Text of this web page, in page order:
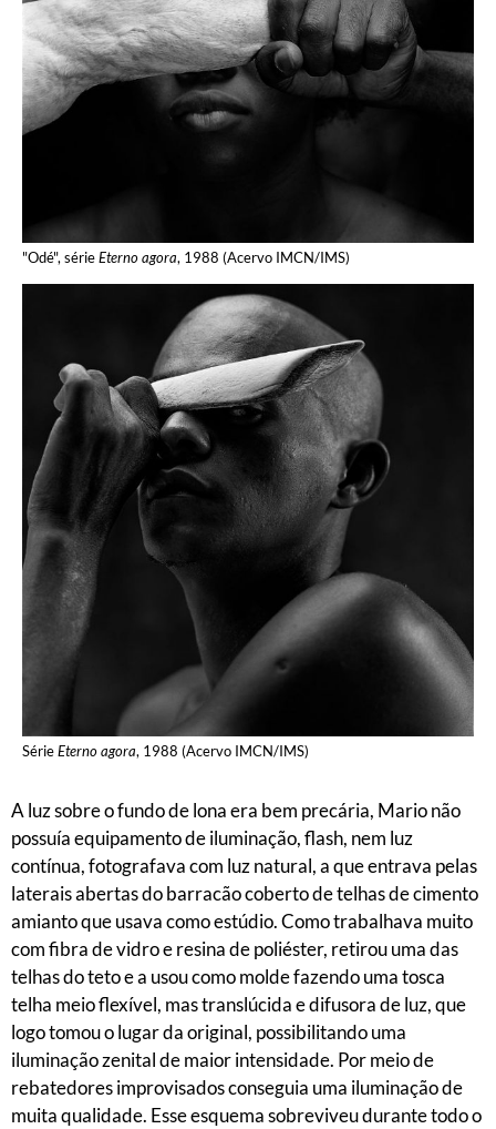
"Odé", sérieEterno agora, 1988 (Acervo IMCN/IMS)
SérieEterno agora, 1988 (Acervo IMCN/IMS)
A luz sobre o fundo de lona era bem precária, Mario não
possuía equipamento de iluminação, flash, nem luz
contínua, fotografava com luz natural, a que entrava pelas
laterais abertas do barracão coberto de telhas de cimento
amianto que usava como estúdio. Como trabalhava muito
com fibra de vidro e resina de poliéster, retirou uma das
telhas do teto e a usou como molde fazendo uma tosca
telha meio flexível, mas translúcida e difusora de luz, que
logo tomou o lugar da original, possibilitando uma
iluminação zenital de maior intensidade. Por meio de
rebatedores improvisados conseguia uma iluminação de
muita qualidade. Esse esquema sobreviveu durante todo o